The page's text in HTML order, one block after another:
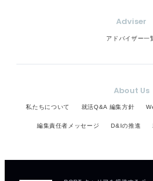
Adviser
アドバイザー一
About Us
私たちについて 就活Q&A 編集方針
編集責任者メッセージ D&Iの推進